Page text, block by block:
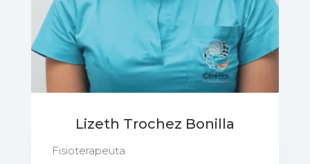
Lizeth Trochez Bonilla
Fisioterapeuta